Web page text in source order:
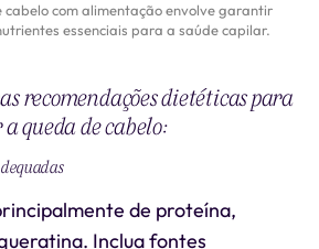
cabelo com alimentação envolve garantir
essenciais para a saúde capilar.
recomendações dietéticas para
queda de cabelo:
de proteína,
Inclua fontes